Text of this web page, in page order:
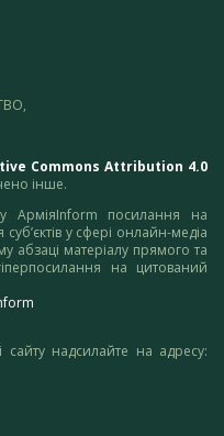
Commons Attribution 4.0
інше.
АрміяInform посилання на
суб’єктів у сфері онлайн-медіа
абзаці матеріалу прямого та
на цитований
сайту надсилайте на адресу: